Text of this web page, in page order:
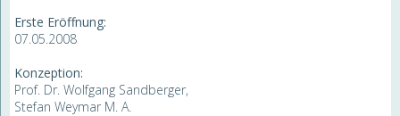
Erste Eröffnung:
07.05.2008
Konzeption:
Prof. Dr. Wolfgang Sandberger,
Stefan Weymar M. A.